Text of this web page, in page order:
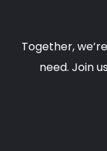
Together,
need. Join